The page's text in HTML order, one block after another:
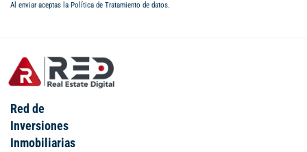
Al enviar aceptas la Política de Tratamiento de datos.
Red de
Inversiones
Inmobiliarias